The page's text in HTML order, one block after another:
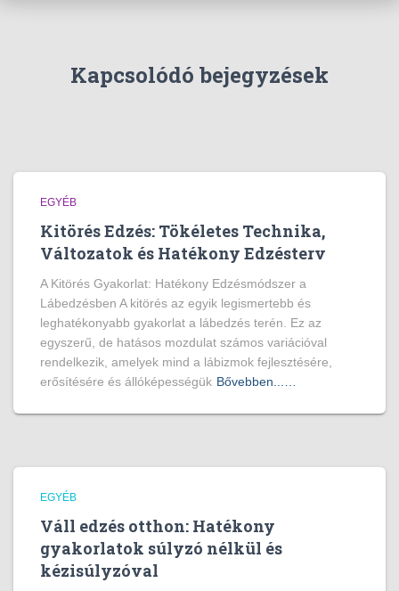
Kapcsolódó bejegyzések
EGYÉB
Kitörés Edzés: Tökéletes Technika,
Változatok és Hatékony Edzésterv
A Kitörés Gyakorlat: Hatékony Edzésmódszer a
Lábedzésben A kitörés az egyik legismertebb és
leghatékonyabb gyakorlat a lábedzés terén. Ez az
egyszerű, de hatásos mozdulat számos variációval
rendelkezik, amelyek mind a lábizmok fejlesztésére,
erősítésére és állóképességük Bővebben...…
EGYÉB
Váll edzés otthon: Hatékony
gyakorlatok súlyzó nélkül és
kézisúlyzóval